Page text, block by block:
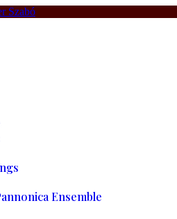
Ensemble